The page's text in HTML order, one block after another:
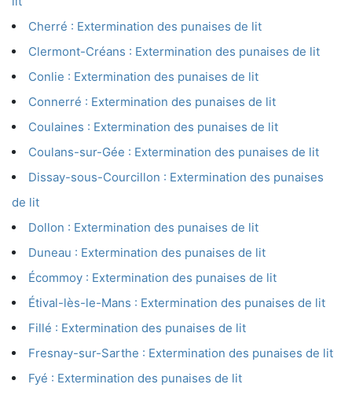
Cherré : Extermination des punaises de lit
Clermont-Créans : Extermination des punaises de lit
Conlie : Extermination des punaises de lit
Connerré : Extermination des punaises de lit
Coulaines : Extermination des punaises de lit
Coulans-sur-Gée : Extermination des punaises de lit
Dissay-sous-Courcillon : Extermination des punaises
de lit
Dollon : Extermination des punaises de lit
Duneau : Extermination des punaises de lit
Écommoy : Extermination des punaises de lit
Étival-lès-le-Mans : Extermination des punaises de lit
Fillé : Extermination des punaises de lit
Fresnay-sur-Sarthe : Extermination des punaises de lit
Fyé : Extermination des punaises de lit